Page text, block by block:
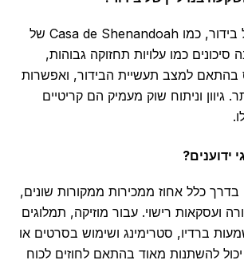
השקעה בנדל"ן של בידור, כמו Casa de Shenandoah של
כמו עלויות תחזוקה גבוהות,
למצב תעשיית הבידור, ואפשרות
וניתוח שוק מעמיק הם קריטיים
אחוז ממכירות ממקורות שונים,
רישוי. עבור מוזיקה, תמלוגים
סטרימינג ושימוש בסרטים או
מאוד בהתאם לחוזים לכוח